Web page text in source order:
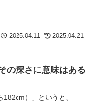
2025.04.11 2025.04.21
の深さに意味はある
）」というと、